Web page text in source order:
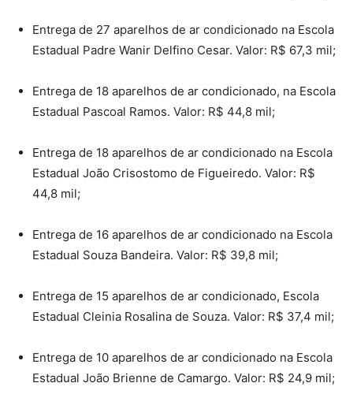
Entrega de 27 aparelhos de ar condicionado na Escola
Estadual Padre Wanir Delfino Cesar. Valor: R$ 67,3 mil;
Entrega de 18 aparelhos de ar condicionado, na Escola
Estadual Pascoal Ramos. Valor: R$ 44,8 mil;
Entrega de 18 aparelhos de ar condicionado na Escola
Estadual João Crisostomo de Figueiredo. Valor: R$
44,8 mil;
Entrega de 16 aparelhos de ar condicionado na Escola
Estadual Souza Bandeira. Valor: R$ 39,8 mil;
Entrega de 15 aparelhos de ar condicionado, Escola
Estadual Cleinia Rosalina de Souza. Valor: R$ 37,4 mil;
Entrega de 10 aparelhos de ar condicionado na Escola
Estadual João Brienne de Camargo. Valor: R$ 24,9 mil;